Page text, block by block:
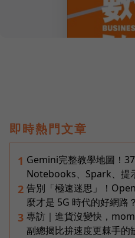
即時熱門文章
1 Gemini完整教學地圖！
Notebooks、Spark、提
2 告別「極速迷思」！
麼才是 5G 時代的好網路？
3 專訪｜進貨沒變快，
副總揭比拚速度更棘手的